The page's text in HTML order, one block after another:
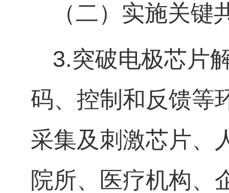
（二）实施关
3.突破电极芯片
码、控制和反馈等
采集及刺激芯片、
院所、医疗机构、